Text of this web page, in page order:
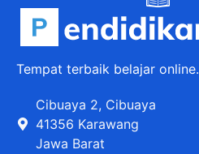
Tempat terbaik belajar online.
Cibuaya 2, Cibuaya
41356 Karawang
Jawa Barat